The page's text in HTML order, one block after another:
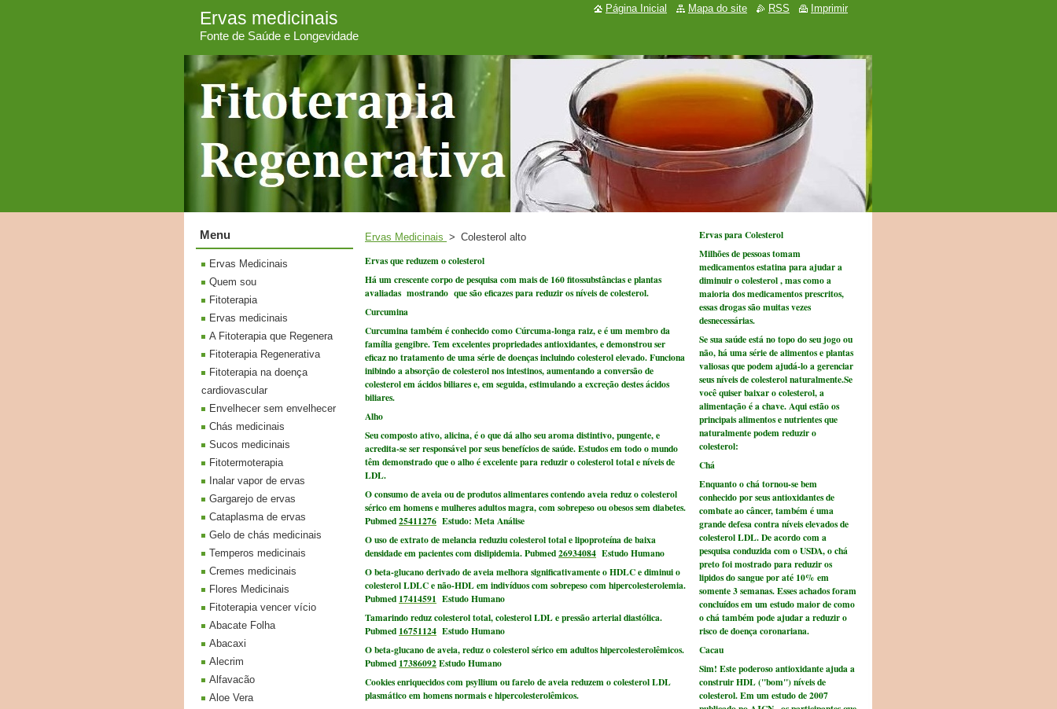
Ervas medicinais
Fonte de Saúde e Longevidade
Ervas Medicinais > Colesterol alto
Ervas que reduzem o colesterol
Há um crescente corpo de pesquisa com mais de 160 fitossubstâncias e plantas
avaliadas mostrando que são eficazes para reduzir os níveis de colesterol.
Curcumina
Curcumina também é conhecido como Cúrcuma-longa raiz, e é um membro da
família gengibre. Tem excelentes propriedades antioxidantes, e demonstrou ser
eficaz no tratamento de uma série de doenças incluindo colesterol elevado. Funciona
inibindo a absorção de colesterol nos intestinos, aumentando a conversão de
colesterol em ácidos biliares e, em seguida, estimulando a excreção destes ácidos
biliares.
Alho
Seu composto ativo, alicina, é o que dá alho seu aroma distintivo, pungente, e
acredita-se ser responsável por seus benefícios de saúde. Estudos em todo o mundo
têm demonstrado que o alho é excelente para reduzir o colesterol total e níveis de
LDL.
O consumo de aveia ou de produtos alimentares contendo aveia reduz o colesterol
sérico em homens e mulheres adultos magra, com sobrepeso ou obesos sem diabetes.
Pubmed25411276 Estudo: Meta Análise
O uso de extrato de melancia reduziu colesterol total e lipoproteína de baixa
densidade em pacientes com dislipidemia. Pubmed26934084 Estudo Humano
O beta-glucano derivado de aveia melhora significativamente o HDLC e diminui o
colesterol LDLC e não-HDL em indivíduos com sobrepeso com hipercolesterolemia.
Pubmed 17414591 Estudo Humano
Tamarindo reduz colesterol total, colesterol LDL e pressão arterial diastólica.
Pubmed 16751124 Estudo Humano
O beta-glucano de aveia, reduz o colesterol sérico em adultos hipercolesterolêmicos.
Pubmed 17386092Estudo Humano
Cookies enriquecidos com psyllium ou farelo de aveia reduzem o colesterol LDL
plasmático em homens normais e hipercolesterolêmicos.
Ervas para Colesterol
Milhões de pessoas tomam
medicamentos estatina para ajudar a
diminuir o colesterol , mas como a
maioria dos medicamentos prescritos,
essas drogas são muitas vezes
desnecessárias.
Se sua saúde está no topo do seu jogo ou
não, há uma série de alimentos e plantas
valiosas que podem ajudá-lo a gerenciar
seus níveis de colesterol naturalmente.Se
você quiser baixar o colesterol, a
alimentação é a chave. Aqui estão os
principais alimentos e nutrientes que
naturalmente podem reduzir o
colesterol:
Chá
Enquanto o chá tornou-se bem
conhecido por seus antioxidantes de
combate ao câncer, também é uma
grande defesa contra níveis elevados de
colesterol LDL. De acordo com a
pesquisa conduzida com o USDA, o chá
preto foi mostrado para reduzir os
lipidos do sangue por até 10% em
somente 3 semanas. Esses achados foram
concluídos em um estudo maior de como
o chá também pode ajudar a reduzir o
risco de doença coronariana.
Cacau
Sim! Este poderoso antioxidante ajuda a
construir HDL ("bom") níveis de
colesterol. Em um estudo de 2007
Menu
Ervas Medicinais
Quem sou
Fitoterapia
Ervas medicinais
A Fitoterapia que Regenera
Fitoterapia Regenerativa
Fitoterapia na doença
cardiovascular
Envelhecer sem envelhecer
Chás medicinais
Sucos medicinais
Fitotermoterapia
Inalar vapor de ervas
Gargarejo de ervas
Cataplasma de ervas
Gelo de chás medicinais
Temperos medicinais
Cremes medicinais
Flores Medicinais
Fitoterapia vencer vício
Abacate Folha
Abacaxi
Alecrim
Alfavacão
Aloe Vera
Página Inicial Mapa do site RSS Imprimir